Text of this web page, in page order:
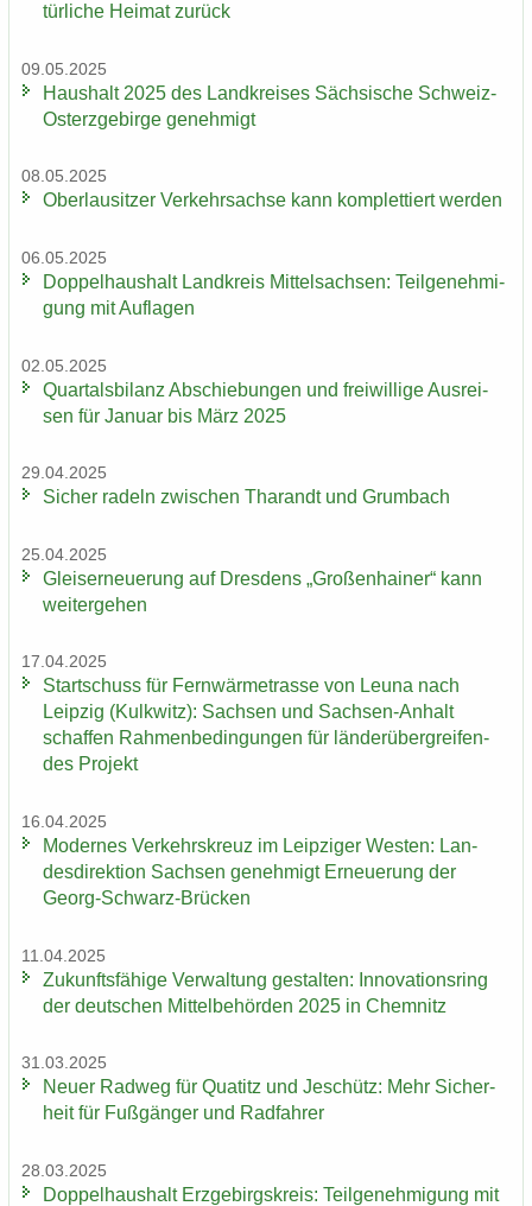
tür­li­che Hei­mat zu­rück
09.05.2025
Haus­halt 2025 des Land­krei­ses Säch­si­sche Schweiz-​
Osterzgebirge ge­neh­migt
08.05.2025
Ober­lau­sit­zer Ver­kehrs­ach­se kann kom­plet­tiert wer­den
06.05.2025
Dop­pel­haus­halt Land­kreis Mit­tel­sach­sen: Teil­ge­neh­mi­
gung mit Auf­la­gen
02.05.2025
Quar­tals­bi­lanz Ab­schie­bun­gen und frei­wil­li­ge Aus­rei­
sen für Ja­nu­ar bis März 2025
29.04.2025
Si­cher ra­deln zwi­schen Tha­randt und Grum­bach
25.04.2025
Gleis­er­neue­rung auf Dres­dens „Gro­ßen­hai­ner“ kann
wei­ter­ge­hen
17.04.2025
Start­schuss für Fern­wär­me­tras­se von Leuna nach
Leip­zig (Kulk­witz): Sach­sen und Sachsen-​Anhalt
schaf­fen Rah­men­be­din­gun­gen für län­der­über­grei­fen­
des Pro­jekt
16.04.2025
Mo­der­nes Ver­kehrs­kreuz im Leip­zi­ger Wes­ten: Lan­
des­di­rek­ti­on Sach­sen ge­neh­migt Er­neue­rung der
Georg-​Schwarz-Brücken
11.04.2025
Zu­kunfts­fä­hi­ge Ver­wal­tung ge­stal­ten: In­no­va­ti­ons­ring
der deut­schen Mit­tel­be­hör­den 2025 in Chem­nitz
31.03.2025
Neuer Rad­weg für Qua­titz und Je­schütz: Mehr Si­cher­
heit für Fuß­gän­ger und Rad­fah­rer
28.03.2025
Dop­pel­haus­halt Erz­ge­birgs­kreis: Teil­ge­neh­mi­gung mit